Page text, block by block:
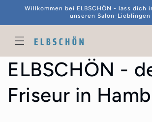
zumWillkommen bei ELBSCHÖN - lass dich
unseren Salon-Lieblingen
ELBSCHÖN -
Friseur in